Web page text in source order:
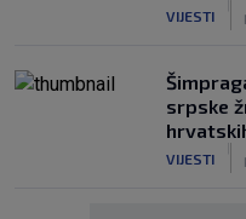
VIJESTI
srpske
VIJESTI